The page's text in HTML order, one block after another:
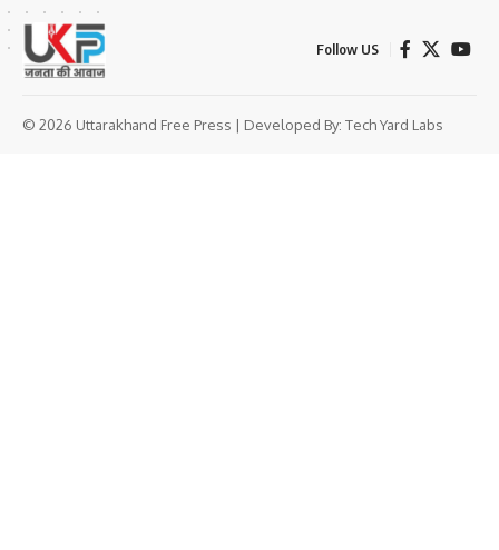
Follow US
© 2026 Uttarakhand Free Press | Developed By: Tech Yard Labs